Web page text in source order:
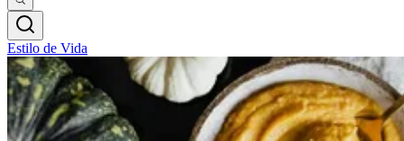
Estilo de Vida